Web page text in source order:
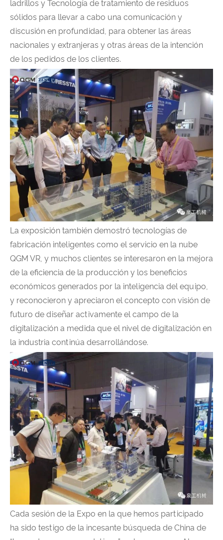
ladrillos y Tecnología de tratamiento de residuos
sólidos para llevar a cabo una comunicación y
discusión en profundidad, para obtener las áreas
nacionales y extranjeras y otras áreas de la intención
de los pedidos de los clientes.
La exposición también demostró tecnologías de
fabricación inteligentes como el servicio en la nube
QGM VR, y muchos clientes se interesaron en la mejora
de la eficiencia de la producción y los beneficios
económicos generados por la inteligencia del equipo,
y reconocieron y apreciaron el concepto con visión de
futuro de diseñar activamente el campo de la
digitalización a medida que el nivel de digitalización en
la industria continúa desarrollándose.
Cada sesión de la Expo en la que hemos participado
ha sido testigo de la incesante búsqueda de China de